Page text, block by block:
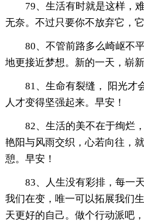
79、生活有时就是这样，
无奈。不过只要你不放弃它，
80、不管前路多么崎岖不
地更接近梦想。新的一天，崭
81、生命有裂缝， 阳光才
人才变得坚强起来。早安！
82、生活的美不在于绚烂
艳阳与风雨交织，心若向往，
憩。早安！
83、人生没有彩排，每一
我们在变，唯一可以拓展我们
天更好的自己。做个行动派吧